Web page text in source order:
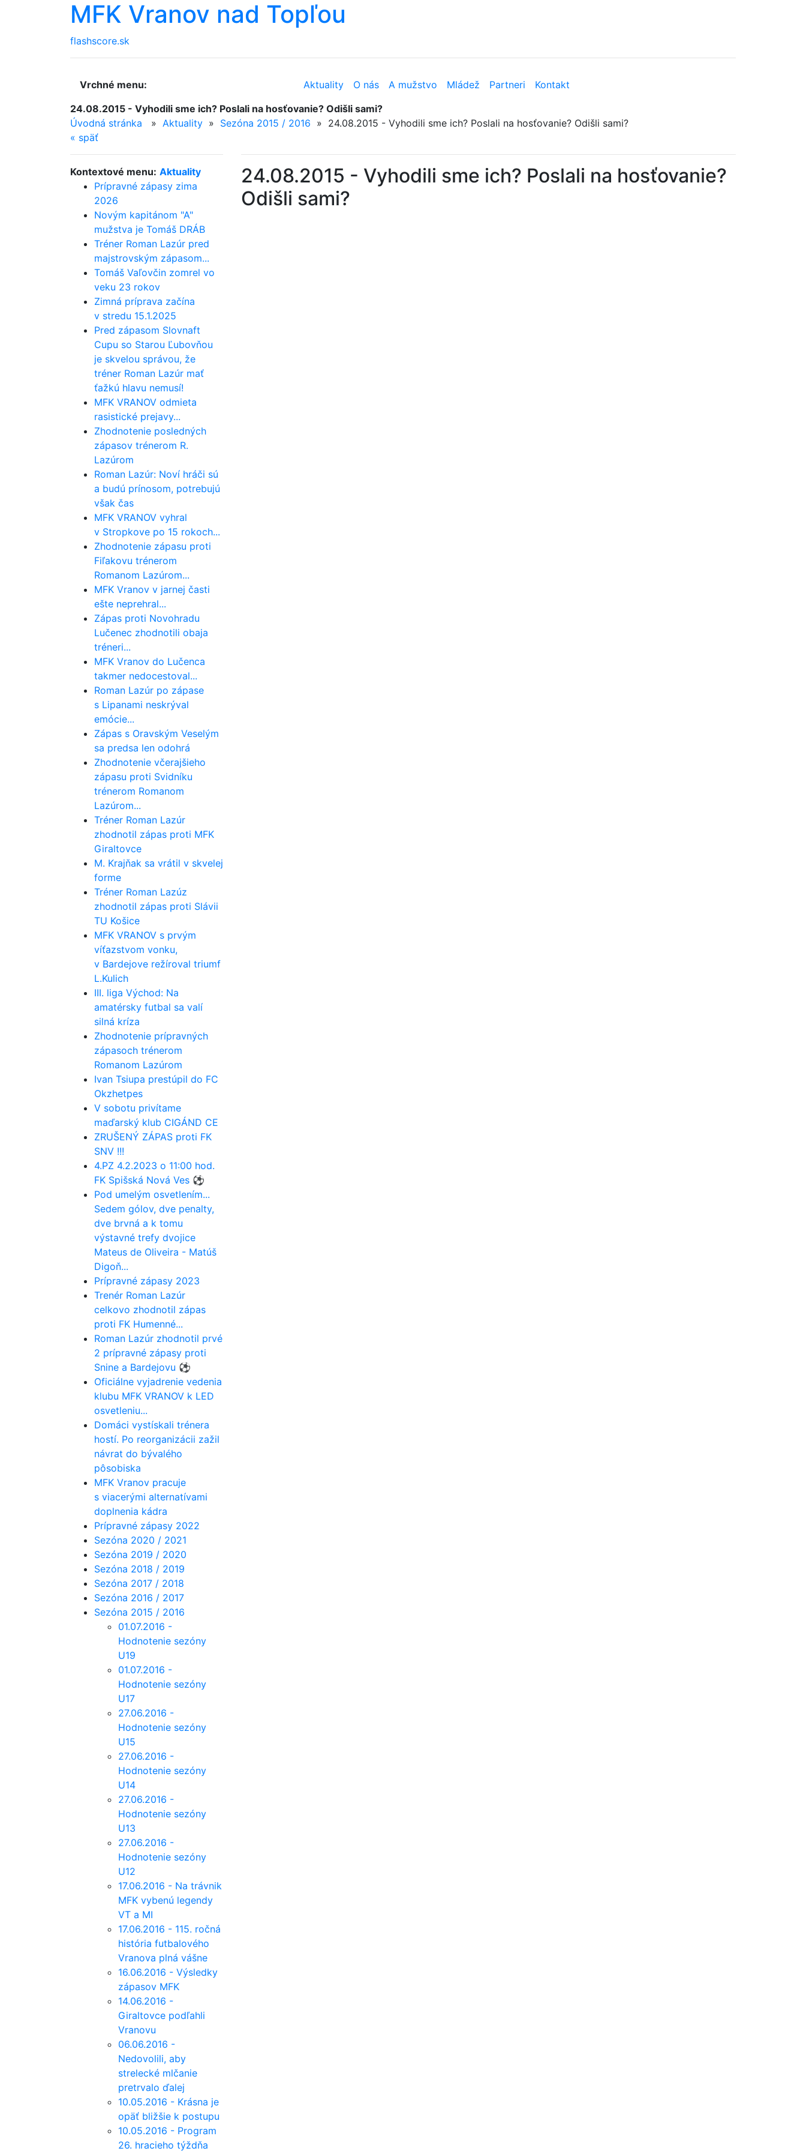
MFK Vranov nad Topľou
flashscore.sk
Vrchné menu: Aktuality O nás A mužstvo Mládež Partneri
Kontakt
24.08.2015 - Vyhodili sme ich? Poslali na hosťovanie? Odišli sami?
Úvodná stránka
» Aktuality » Sezóna 2015 / 2016 » 24.08.2015 - Vyhodili sme ich? Poslali na hosťovanie? Odišli sami?
« späť
Kontextové menu: Aktuality
Prípravné zápasy zima
2026
Novým kapitánom "A"
mužstva je Tomáš DRÁB
Tréner Roman Lazúr pred
majstrovským zápasom...
Tomáš Vaľovčin zomrel vo
veku 23 rokov
Zimná príprava začína
v stredu 15.1.2025
Pred zápasom Slovnaft
Cupu so Starou Ľubovňou
je skvelou správou, že
tréner Roman Lazúr mať
ťažkú hlavu nemusí!
MFK VRANOV odmieta
rasistické prejavy...
Zhodnotenie posledných
zápasov trénerom R.
Lazúrom
Roman Lazúr: Noví hráči sú
a budú prínosom, potrebujú
však čas
MFK VRANOV vyhral
v Stropkove po 15 rokoch...
Zhodnotenie zápasu proti
Fiľakovu trénerom
Romanom Lazúrom...
MFK Vranov v jarnej časti
ešte neprehral...
Zápas proti Novohradu
Lučenec zhodnotili obaja
tréneri...
MFK Vranov do Lučenca
takmer nedocestoval...
Roman Lazúr po zápase
s Lipanami neskrýval
emócie...
Zápas s Oravským Veselým
sa predsa len odohrá
Zhodnotenie včerajšieho
zápasu proti Svidníku
trénerom Romanom
Lazúrom...
Tréner Roman Lazúr
zhodnotil zápas proti MFK
Giraltovce
M. Krajňak sa vrátil v skvelej
forme
Tréner Roman Lazúz
zhodnotil zápas proti Slávii
TU Košice
MFK VRANOV s prvým
víťazstvom vonku,
v Bardejove režíroval triumf
L.Kulich
III. liga Východ: Na
amatérsky futbal sa valí
silná kríza
Zhodnotenie prípravných
zápasoch trénerom
Romanom Lazúrom
Ivan Tsiupa prestúpil do FC
Okzhetpes
V sobotu privítame
maďarský klub CIGÁND CE
ZRUŠENÝ ZÁPAS proti FK
SNV !!!
4.PZ 4.2.2023 o 11:00 hod.
FK Spišská Nová Ves ⚽️
Pod umelým osvetlením...
Sedem gólov, dve penalty,
dve brvná a k tomu
výstavné trefy dvojice
Mateus de Oliveira - Matúš
Digoň...
Prípravné zápasy 2023
Trenér Roman Lazúr
celkovo zhodnotil zápas
proti FK Humenné...
Roman Lazúr zhodnotil prvé
2 prípravné zápasy proti
Snine a Bardejovu ⚽️
Oficiálne vyjadrenie vedenia
klubu MFK VRANOV k LED
osvetleniu...
Domáci vystískali trénera
hostí. Po reorganizácii zažil
návrat do bývalého
pôsobiska
MFK Vranov pracuje
s viacerými alternatívami
doplnenia kádra
Prípravné zápasy 2022
Sezóna 2020 / 2021
Sezóna 2019 / 2020
Sezóna 2018 / 2019
Sezóna 2017 / 2018
Sezóna 2016 / 2017
Sezóna 2015 / 2016
01.07.2016 -
Hodnotenie sezóny
U19
01.07.2016 -
Hodnotenie sezóny
U17
27.06.2016 -
Hodnotenie sezóny
U15
27.06.2016 -
Hodnotenie sezóny
U14
27.06.2016 -
Hodnotenie sezóny
U13
27.06.2016 -
Hodnotenie sezóny
U12
17.06.2016 - Na trávnik
MFK vybenú legendy
VT a MI
17.06.2016 - 115. ročná
história futbalového
Vranova plná vášne
16.06.2016 - Výsledky
zápasov MFK
14.06.2016 -
Giraltovce podľahli
Vranovu
06.06.2016 -
Nedovolili, aby
strelecké mlčanie
pretrvalo ďalej
10.05.2016 - Krásna je
opäť bližšie k postupu
10.05.2016 - Program
26. hracieho týždňa
24.08.2015 - Vyhodili sme ich? Poslali na hosťovanie?
Odišli sami?